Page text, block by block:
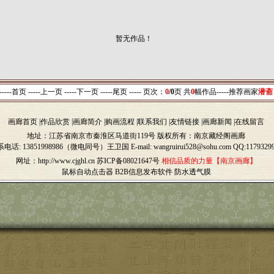
暂无作品！
首页-----上一页 -----下一页 -----尾页 -----页次： 0/0页 共0幅作品-----推荐画家潜斋
画廊首页 作品欣赏 画廊简介 购画流程 联系我们 友情链接 画廊新闻 在线留言
地址：江苏省南京市秦淮区马道街119号 版权所有：南京藏经阁画廊
电话: 13851998986（微电同号） 王卫国 E-mail: wangruirui528@sohu.com
网址：http://www.cjghl.cn 苏ICP备08021647号 相信品质的力量【南京画廊】
鼠标自动点击器 B2B信息发布软件 防水透气膜